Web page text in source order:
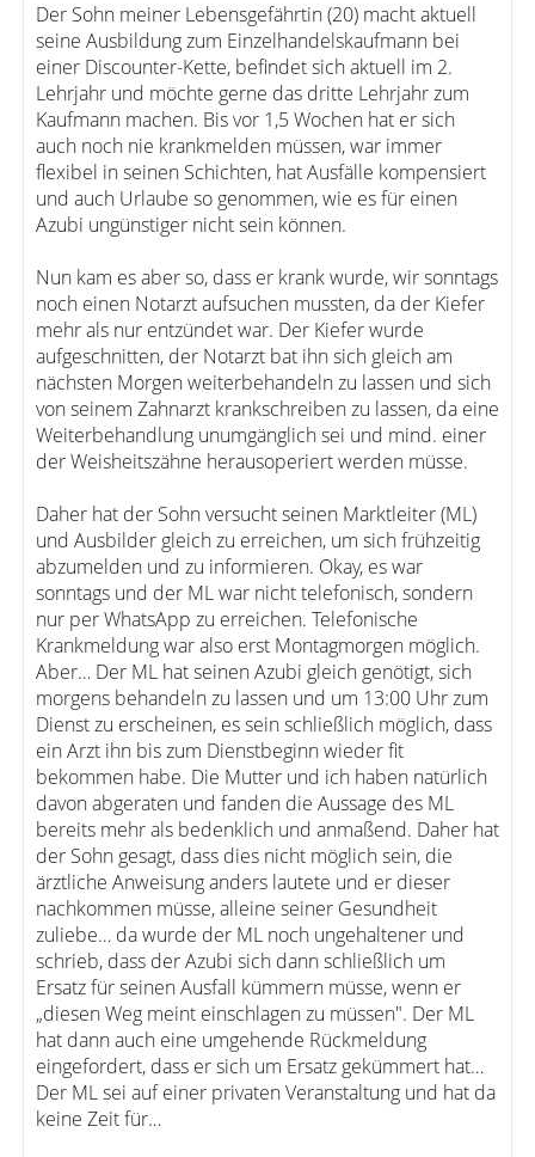
Der Sohn meiner Lebensgefährtin (20) macht aktuell
seine Ausbildung zum Einzelhandelskaufmann bei
einer Discounter-Kette, befindet sich aktuell im 2.
Lehrjahr und möchte gerne das dritte Lehrjahr zum
Kaufmann machen. Bis vor 1,5 Wochen hat er sich
auch noch nie krankmelden müssen, war immer
flexibel in seinen Schichten, hat Ausfälle kompensiert
und auch Urlaube so genommen, wie es für einen
Azubi ungünstiger nicht sein können.
Nun kam es aber so, dass er krank wurde, wir sonntags
noch einen Notarzt aufsuchen mussten, da der Kiefer
mehr als nur entzündet war. Der Kiefer wurde
aufgeschnitten, der Notarzt bat ihn sich gleich am
nächsten Morgen weiterbehandeln zu lassen und sich
von seinem Zahnarzt krankschreiben zu lassen, da eine
Weiterbehandlung unumgänglich sei und mind. einer
der Weisheitszähne herausoperiert werden müsse.
Daher hat der Sohn versucht seinen Marktleiter (ML)
und Ausbilder gleich zu erreichen, um sich frühzeitig
abzumelden und zu informieren. Okay, es war
sonntags und der ML war nicht telefonisch, sondern
nur per WhatsApp zu erreichen. Telefonische
Krankmeldung war also erst Montagmorgen möglich.
Aber… Der ML hat seinen Azubi gleich genötigt, sich
morgens behandeln zu lassen und um 13:00 Uhr zum
Dienst zu erscheinen, es sein schließlich möglich, dass
ein Arzt ihn bis zum Dienstbeginn wieder fit
bekommen habe. Die Mutter und ich haben natürlich
davon abgeraten und fanden die Aussage des ML
bereits mehr als bedenklich und anmaßend. Daher hat
der Sohn gesagt, dass dies nicht möglich sein, die
ärztliche Anweisung anders lautete und er dieser
nachkommen müsse, alleine seiner Gesundheit
zuliebe… da wurde der ML noch ungehaltener und
schrieb, dass der Azubi sich dann schließlich um
Ersatz für seinen Ausfall kümmern müsse, wenn er
„diesen Weg meint einschlagen zu müssen". Der ML
hat dann auch eine umgehende Rückmeldung
eingefordert, dass er sich um Ersatz gekümmert hat…
Der ML sei auf einer privaten Veranstaltung und hat da
keine Zeit für…